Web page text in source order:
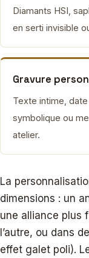
Diamants HSI,
en serti invisible
Gravure
Texte intime,
symbolique ou
atelier.
La
dimensions : un
une alliance plus
l’autre, ou dans
effet galet poli).